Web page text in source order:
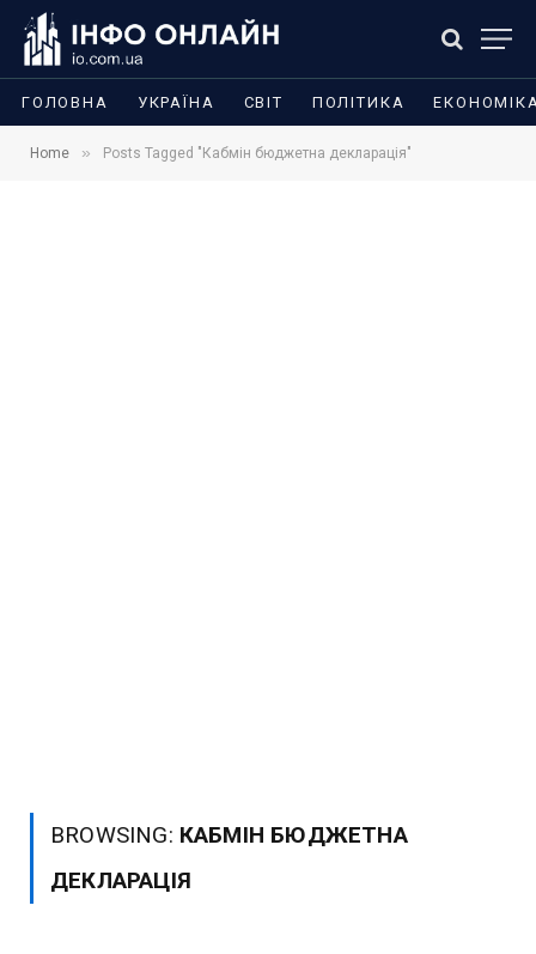
ГОЛОВНА УКРАЇНА СВІТ ПОЛІТИКА
Home » Posts Tagged "Кабмін бюджетна декларація"
BROWSING: КАБМІН БЮДЖЕТНА
ДЕКЛАРАЦІЯ